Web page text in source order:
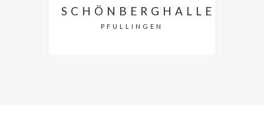
SCHÖNBERGHALLE
PFULLINGEN